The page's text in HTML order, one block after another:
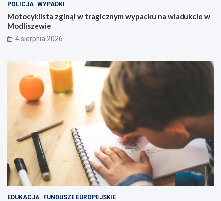
POLICJA WYPADKI
Motocyklista zginął w tragicznym wypadku na wiadukcie w
Modliszewie
4 sierpnia 2026
EDUKACJA FUNDUSZE EUROPEJSKIE